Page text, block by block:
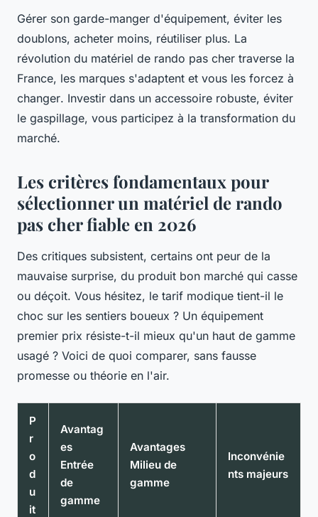
Gérer son garde-manger d'équipement, éviter les
doublons, acheter moins, réutiliser plus. La
révolution du matériel de rando pas cher traverse la
France, les marques s'adaptent et vous les forcez à
changer. Investir dans un accessoire robuste, éviter
le gaspillage, vous participez à la transformation du
marché.
Les critères fondamentaux pour
sélectionner un matériel de rando
pas cher fiable en 2026
Des critiques subsistent, certains ont peur de la
mauvaise surprise, du produit bon marché qui casse
ou déçoit. Vous hésitez, le tarif modique tient-il le
choc sur les sentiers boueux ? Un équipement
premier prix résiste-t-il mieux qu'un haut de gamme
usagé ? Voici de quoi comparer, sans fausse
promesse ou théorie en l'air.
P
r
o
d
u
it
Avantag
es
Entrée
de
gamme
Avantages
Milieu de
gamme
Inconvénie
nts majeurs